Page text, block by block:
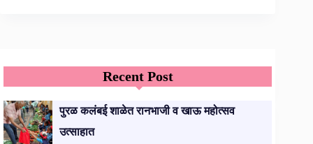
Recent Post
पुरळ कलंबई शाळेत रानभाजी व खाऊ महोत्सव
उत्साहात